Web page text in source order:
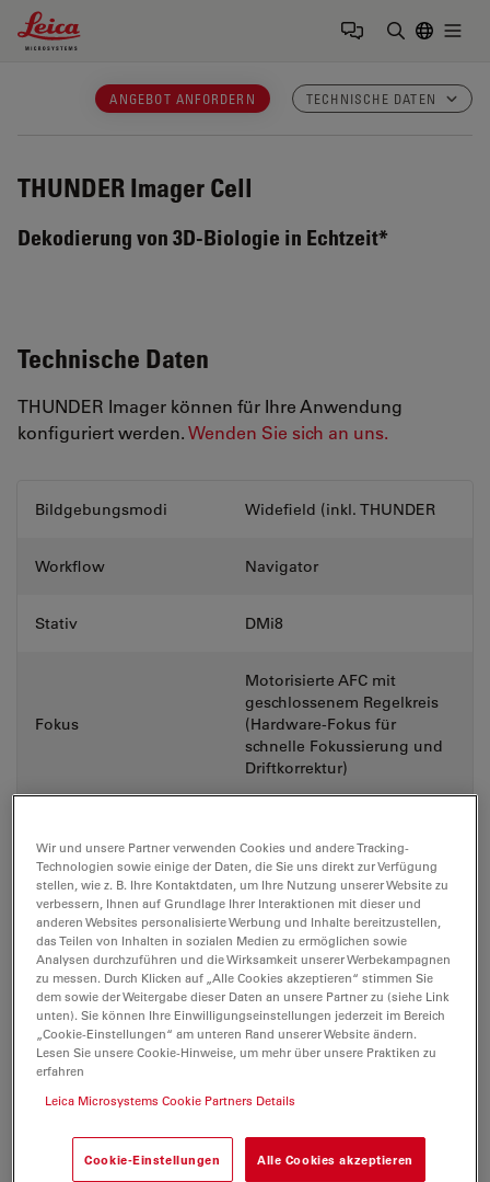
Leica Microsystems Logo
ANGEBOT ANFORDERN TECHNISCHE DATEN
THUNDER Imager Cell
Dekodierung von 3D-Biologie in Echtzeit*
Technische Daten
THUNDER Imager können für Ihre Anwendung
konfiguriert werden.Wenden Sie sich an uns.
Bildgebungsmodi Widefield (inkl. THUNDER
Workflow Navigator
Stativ DMi8
Fokus
Motorisierte AFC mit
geschlossenem Regelkreis
(Hardware-Fokus für
schnelle Fokussierung und
Driftkorrektur)
Tisch
Hochgeschwindigkeitstisch
(echtzeitgesteuert mit
Synapse), motorisierter
Scanningtisch oder fester
Tisch
Durchlichtkontrast und -
methode
BF, DIC, Phasenkontrast
Externes Filterrad (EFW)
(24 ms Schaltzeit)
Filterwürfel
(siehe
Wir und unsere Partner verwenden Cookies und andere Tracking-
Technologien sowie einige der Daten, die Sie uns direkt zur Verfügung
stellen, wie z. B. Ihre Kontaktdaten, um Ihre Nutzung unserer Website zu
verbessern, Ihnen auf Grundlage Ihrer Interaktionen mit dieser und
anderen Websites personalisierte Werbung und Inhalte bereitzustellen,
das Teilen von Inhalten in sozialen Medien zu ermöglichen sowie
Analysen durchzuführen und die Wirksamkeit unserer Werbekampagnen
zu messen. Durch Klicken auf „Alle Cookies akzeptieren“ stimmen Sie
dem sowie der Weitergabe dieser Daten an unsere Partner zu (siehe Link
unten). Sie können Ihre Einwilligungseinstellungen jederzeit im Bereich
„Cookie-Einstellungen“ am unteren Rand unserer Website ändern.
Lesen Sie unsere Cookie-Hinweise, um mehr über unsere Praktiken zu
erfahren
Leica Microsystems Cookie Partners Details
Cookie-Einstellungen Alle Cookies akzeptieren